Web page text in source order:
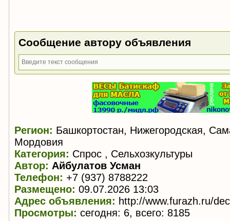
Сообщение автору объявления
Регион: Башкортостан, Нижегородская,
Мордовия
Категория: Спрос , Сельхозкультуры
Автор: Айбулатов Усман
Телефон: +7 (937) 8788222
Размещено: 09.07.2026 13:03
Адрес объявления: http://www.furazh.ru/
Просмотры: сегодня: 6, всего: 8185